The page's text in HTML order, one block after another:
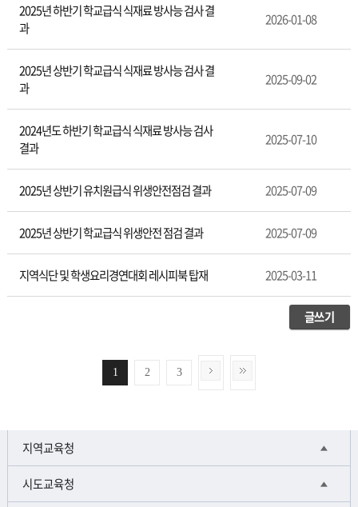
2025년 하반기 학교급식 식재료 방사능 검사 결
과
2026-01-08
2025년 상반기 학교급식 식재료 방사능 검사 결
과
2025-09-02
2024년도 하반기 학교급식 식재료 방사능 검사
결과
2025-07-10
2025년 상반기 유치원급식 위생안전점검 결과 2025-07-09
2025년 상반기 학교급식 위생안전 점검 결과 2025-07-09
지역식단 및 학생요리경연대회 레시피북 탑재 2025-03-11
글쓰기
1 2 3
지역교육청
시도교육청